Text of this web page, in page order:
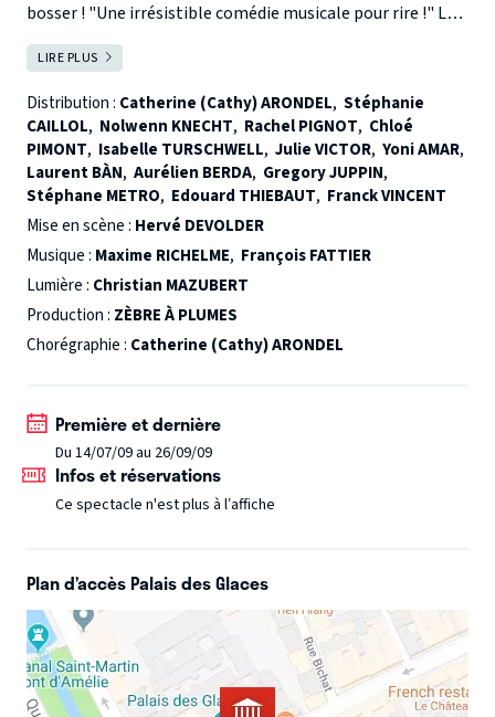
bosser ! "Une irrésistible comédie musicale pour rire !" Le
Parisien
LIRE PLUS
Distribution : Catherine (Cathy) ARONDEL, Stéphanie
CAILLOL, Nolwenn KNECHT, Rachel PIGNOT, Chloé
PIMONT, Isabelle TURSCHWELL, Julie VICTOR, Yoni AMAR,
Laurent BÀN, Aurélien BERDA, Gregory JUPPIN,
Stéphane METRO, Edouard THIEBAUT, Franck VINCENT
Mise en scène : Hervé DEVOLDER
Musique : Maxime RICHELME, François FATTIER
Lumière : Christian MAZUBERT
Production : ZÈBRE À PLUMES
Chorégraphie : Catherine (Cathy) ARONDEL
Première et dernière
Du 14/07/09 au 26/09/09
Infos et réservations
Ce spectacle n'est plus à l’affiche
Plan d’accès Palais des Glaces